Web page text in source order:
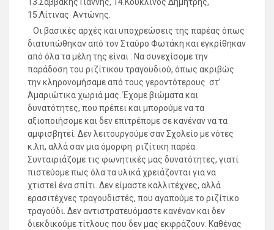
13.Σαββάκης Γιάννης, 14.Κουκλινός Δημήτρης,
15.Λίτινας Αντώνης.
Οι βασικές αρχές και υποχρεώσεις της παρέας όπως
διατυπώθηκαν από τον Σταύρο Φωτάκη και εγκρίθηκαν
από όλα τα μέλη της είναι : Να συνεχίσομε την
παράδοση του ριζίτικου τραγουδιού, όπως ακριβώς
την κληρονομήσαμε από τους γεροντότερους στ’
Αμαριώτικα χωριά μας. Έχομε βιώματα και
δυνατότητες, που πρέπει και μπορούμε να τα
αξιοποιήσομε και δεν επιτρέπομε σε κανέναν να τα
αμφισβητεί. Δεν λειτουργούμε σαν Σχολείο με νότες
κ.λπ, αλλά σαν μια όμορφη ριζίτικη παρέα.
Συνταιριάζομε τις φωνητικές μας δυνατότητες, γιατί
πιστεύομε πως όλα τα υλικά χρειάζονται για να
χτιστεί ένα σπίτι. Δεν είμαστε καλλιτέχνες, αλλά
ερασιτέχνες τραγουδιστές, που αγαπούμε το ριζίτικο
τραγούδι. Δεν αντιστρατευόμαστε κανέναν και δεν
διεκδικούμε τίτλους που δεν μας εκφράζουν. Καθένας